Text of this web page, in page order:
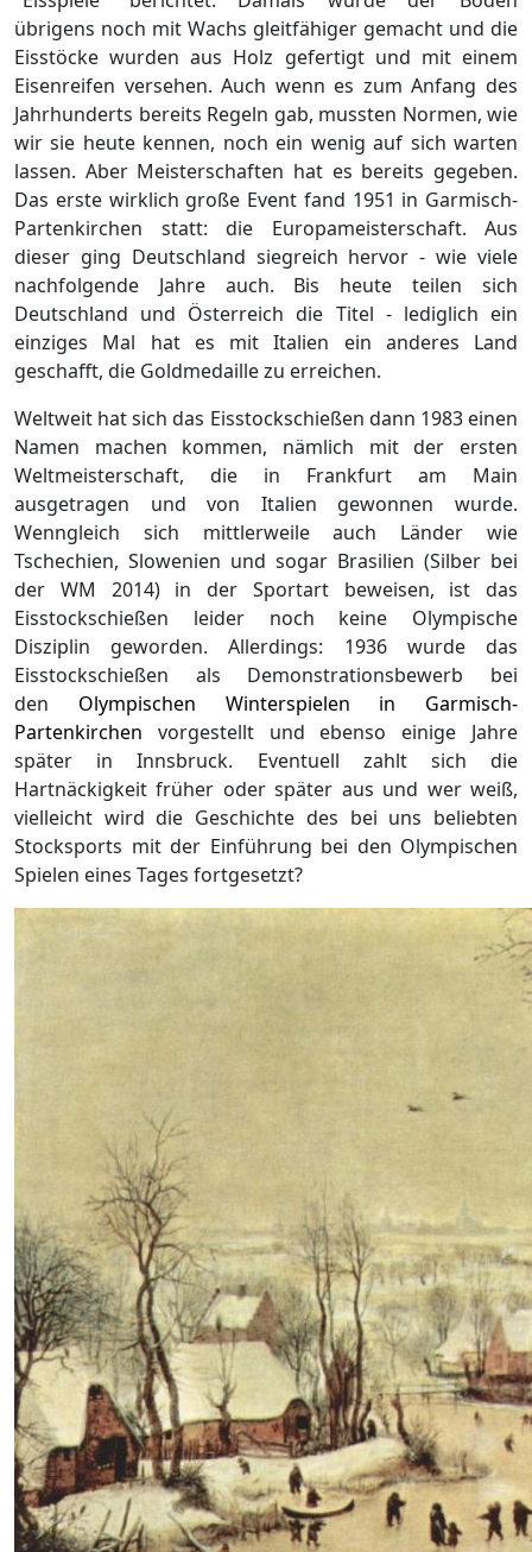
übrigens noch mit Wachs gleitfähiger gemacht und die
Eisstöcke wurden aus Holz gefertigt und mit einem
Eisenreifen versehen. Auch wenn es zum Anfang des
Jahrhunderts bereits Regeln gab, mussten Normen, wie
wir sie heute kennen, noch ein wenig auf sich warten
lassen. Aber Meisterschaften hat es bereits gegeben.
Das erste wirklich große Event fand 1951 in Garmisch-
Partenkirchen statt: die Europameisterschaft. Aus
dieser ging Deutschland siegreich hervor - wie viele
nachfolgende Jahre auch. Bis heute teilen sich
Deutschland und Österreich die Titel - lediglich ein
einziges Mal hat es mit Italien ein anderes Land
geschafft, die Goldmedaille zu erreichen.
Weltweit hat sich das Eisstockschießen dann 1983 einen
Namen machen kommen, nämlich mit der ersten
Weltmeisterschaft, die in Frankfurt am Main
ausgetragen und von Italien gewonnen wurde.
Wenngleich sich mittlerweile auch Länder wie
Tschechien, Slowenien und sogar Brasilien (Silber bei
der WM 2014) in der Sportart beweisen, ist das
Eisstockschießen leider noch keine Olympische
Disziplin geworden. Allerdings: 1936 wurde das
Eisstockschießen als Demonstrationsbewerb bei
den Olympischen Winterspielen in Garmisch-
Partenkirchen vorgestellt und ebenso einige Jahre
später in Innsbruck. Eventuell zahlt sich die
Hartnäckigkeit früher oder später aus und wer weiß,
vielleicht wird die Geschichte des bei uns beliebten
Stocksports mit der Einführung bei den Olympischen
Spielen eines Tages fortgesetzt?